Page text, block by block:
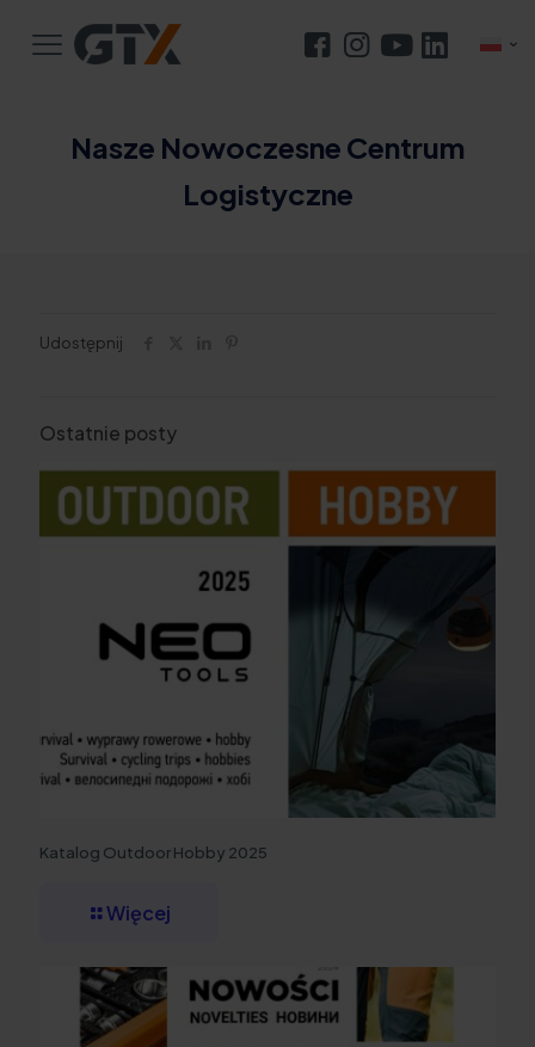
Nasze Nowoczesne Centrum
Logistyczne
Udostępnij
Ostatnie posty
Katalog Outdoor Hobby 2025
Więcej